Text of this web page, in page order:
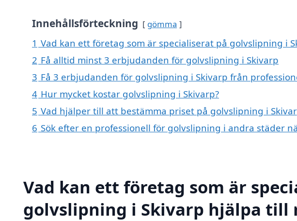
Innehållsförteckning gömma
1 Vad kan ett företag som är specialiserat på golvslipning i
2 Få alltid minst 3 erbjudanden för golvslipning i Skivarp
3 Få 3 erbjudanden för golvslipning i Skivarp från
4 Hur mycket kostar golvslipning i Skivarp?
5 Vad hjälper till att bestämma priset på golvslipning i
6 Sök efter en professionell för golvslipning i andra städer
Vad kan ett företag som är
golvslipning i Skivarp hjälpa till